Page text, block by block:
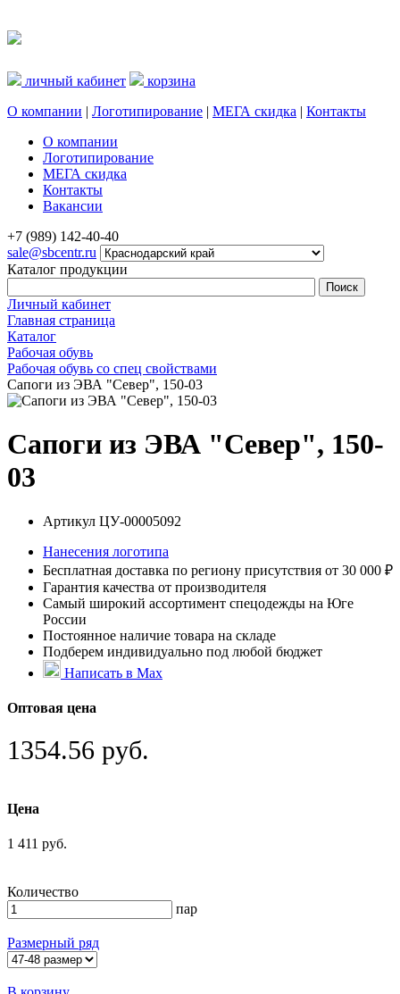
личный кабинет
корзина
О компании | Логотипирование | МЕГА скидка | Контакты
О компании
Логотипирование
МЕГА скидка
Контакты
Вакансии
+7 (989) 142-40-40
sale@sbcentr.ru
Каталог продукции
Личный кабинет
Главная страница
Каталог
Рабочая обувь
Рабочая обувь со спец свойствами
Сапоги из ЭВА "Север", 150-03
Сапоги из ЭВА "Север", 150-
03
Артикул ЦУ-00005092
Нанесения логотипа
Бесплатная доставка по региону присутствия от 30 000 ₽
Гарантия качества от производителя
Самый широкий ассортимент спецодежды на Юге
России
Постоянное наличие товара на складе
Подберем индивидуально под любой бюджет
Написать в Max
Оптовая цена
1354.56 руб.
Цена
1 411 руб.
Количество
пар
Размерный ряд